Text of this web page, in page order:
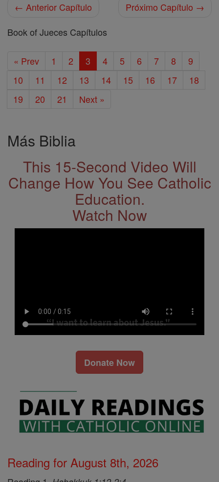
← Anterior Capítulo
Próximo Capítulo →
Book of Jueces Capítulos
« Prev 1 2 3 4 5 6 7 8
9
10
11 12 13 14 15 16 17
18
19
20 21 Next »
Más Biblia
This 15-Second Video Will
Change How You See Catholic
Education.
Watch Now
Donate Now
Reading for August 8th, 2026